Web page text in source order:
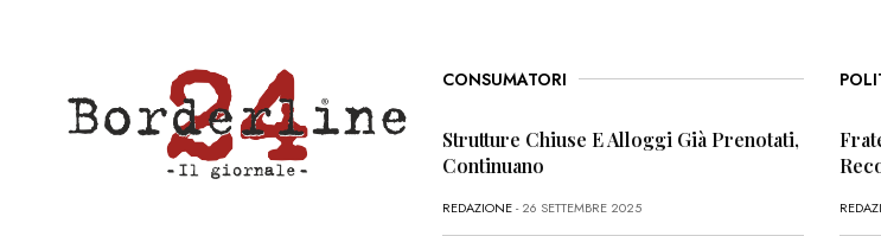
CONSUMATORI
Strutture Chiuse E Alloggi Già Prenotati,
Continuano
REDAZIONE- 26 SETTEMBRE 2025